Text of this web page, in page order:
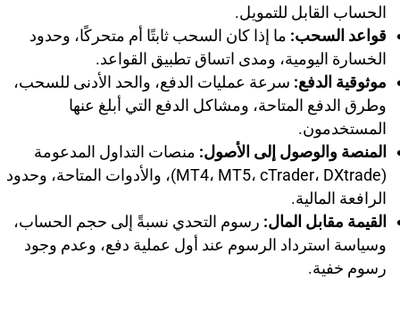
الحساب القابل للتمويل.
قواعد السحب: ما إذا كان السحب ثابتًا أم متحركًا، وحدود
الخسارة اليومية، ومدى اتساق تطبيق القواعد.
موثوقية الدفع: سرعة عمليات الدفع، والحد الأدنى للسحب،
وطرق الدفع المتاحة، ومشاكل الدفع التي أبلغ عنها
المستخدمون.
المنصة والوصول إلى الأصول: منصات التداول المدعومة
(MT4، MT5، cTrader، DXtrade)، والأدوات المتاحة، وحدود
الرافعة المالية.
القيمة مقابل المال: رسوم التحدي نسبةً إلى حجم الحساب،
وسياسة استرداد الرسوم عند أول عملية دفع، وعدم وجود
رسوم خفية.